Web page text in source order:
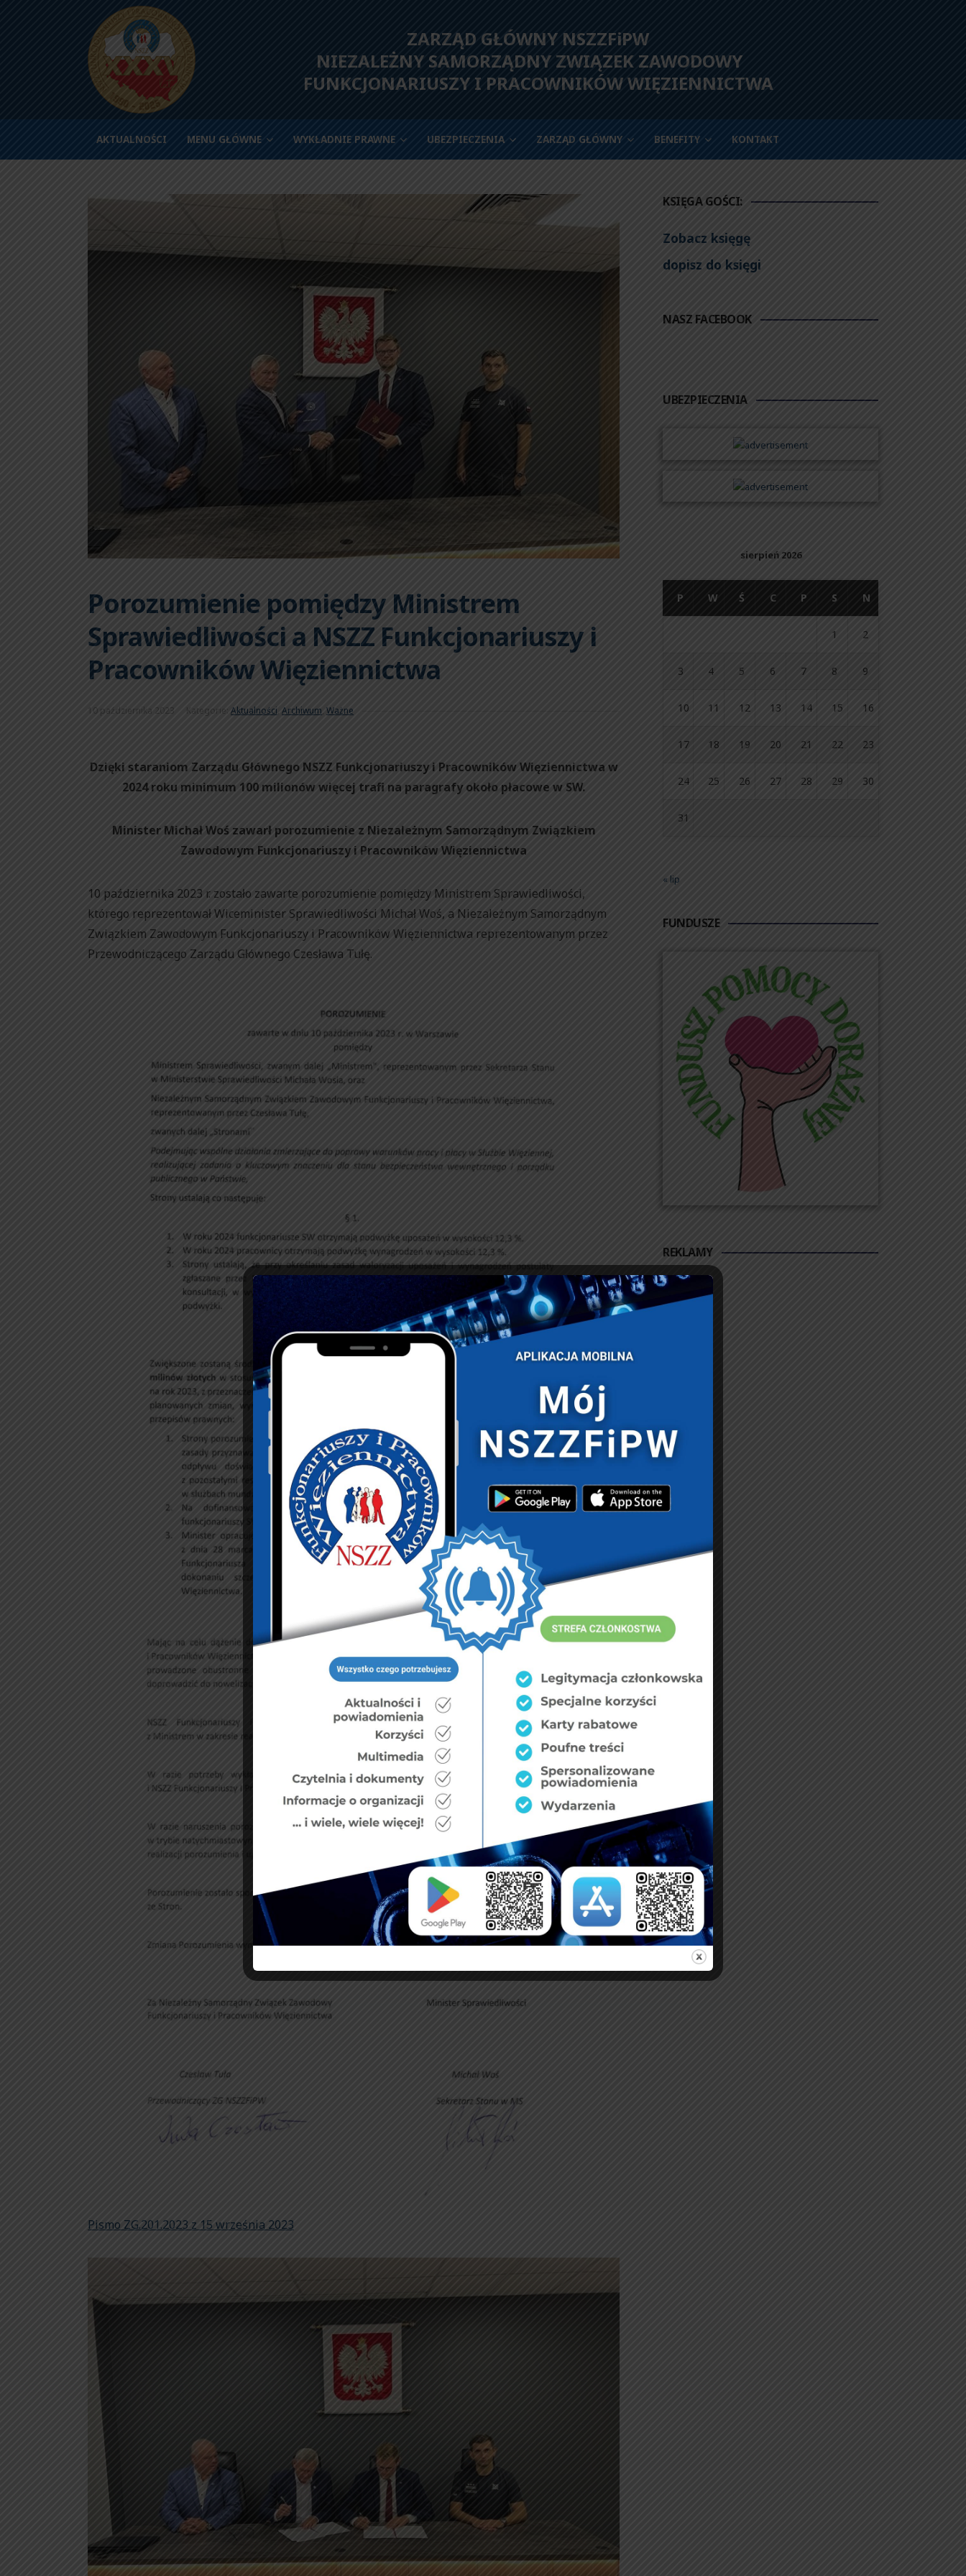
ZARZĄD GŁÓWNY NSZZFiPW
NIEZALEŻNY SAMORZĄDNY ZWIĄZEK ZAWODOWY
FUNKCJONARIUSZY I PRACOWNIKÓW WIĘZIENNICTWA
AKTUALNOŚCI MENU GŁÓWNE WYKŁADNIE PRAWNE UBEZPIECZENIA ZARZĄD GŁÓWNY BENEFITY KONTAKT
Porozumienie pomiędzy Ministrem
Sprawiedliwości a NSZZ Funkcjonariuszy i
Pracowników Więziennictwa
10 października 2023 Kategorie: Aktualności Archiwum, Ważne
Dzięki staraniom Zarządu Głównego NSZZ Funkcjonariuszy i Pracowników Więziennictwa w
2024 roku minimum 100 milionów więcej trafi na paragrafy około płacowe w SW.
Minister Michał Woś zawarł porozumienie z Niezależnym Samorządnym Związkiem
Zawodowym Funkcjonariuszy i Pracowników Więziennictwa
10 października 2023 r. zostało zawarte porozumienie pomiędzy Ministrem Sprawiedliwości,
którego reprezentował Wiceminister Sprawiedliwości Michał Woś, a Niezależnym Samorządnym
Związkiem Zawodowym Funkcjonariuszy i Pracowników Więziennictwa reprezentowanym przez
Przewodniczącego Zarządu Głównego Czesława Tułę.
Pismo ZG.201.2023 z 15 września 2023
KSIĘGA GOŚCI:
Zobacz księgę
dopisz do księgi
NASZ FACEBOOK
UBEZPIECZENIA
sierpień 2026
P W Ś C P S N
1 2
3 4 5 6 7 8 9
10 11 12 13 14 15 16
17 18 19 20 21 22 23
24 25 26 27 28 29 30
31
« lip
FUNDUSZE
REKLAMY